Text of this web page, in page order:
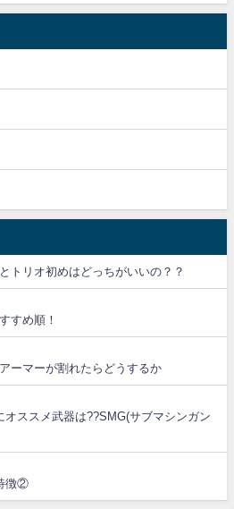
トリオ初めはどっちがいいの？？
すめ順！
ーマーが割れたらどうするか
ススメ武器は??SMG(サブマシンガン
徴②